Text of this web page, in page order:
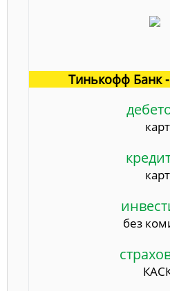
Тинькофф Банк -
без